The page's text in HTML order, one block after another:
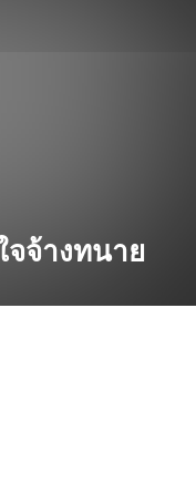
จ้างทนาย